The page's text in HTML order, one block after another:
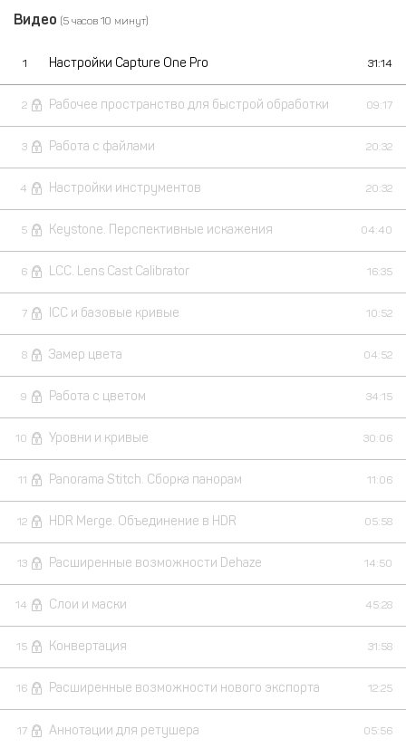
Видео (5 часов 10 минут)
1 Настройки Capture One Pro 31:14
2 Рабочее пространство для быстрой обработки 09:17
3 Работа с файлами 20:32
4 Настройки инструментов 20:32
5 Keystone. Перспективные искажения 04:40
6 LCC. Lens Cast Calibrator 16:35
7 ICC и базовые кривые 10:52
8 Замер цвета 04:52
9 Работа с цветом 34:15
10 Уровни и кривые 30:06
11 Panorama Stitch. Сборка панорам 11:06
12 HDR Merge. Объединение в HDR 05:58
13 Расширенные возможности Dehaze 14:50
14 Слои и маски 45:28
15 Конвертация 31:58
16 Расширенные возможности нового экспорта 12:25
17 Аннотации для ретушера 05:56